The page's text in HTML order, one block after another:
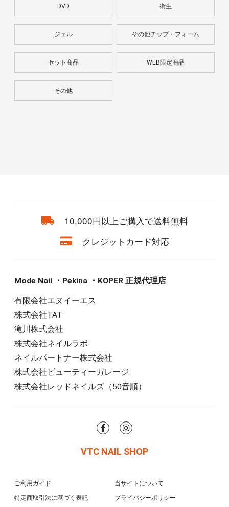
DVD 衛生
ジェル その他チップ・フォーム
セット商品 WEB限定商品
その他
10,000円以上ご購入で送料無料
クレジットカード対応
Mode Nail ・Pekina ・KOPER 正規代理店
有限会社エヌイーエス
株式会社TAT
滝川株式会社
株式会社ネイルラボ
ネイルパートナー株式会社
株式会社ビューティーガレージ
株式会社レッドネイルズ（50音順）
VTC NAIL SHOP
ご利用ガイド
当サイトについて
特定商取引法に基づく表記
プライバシーポリシー